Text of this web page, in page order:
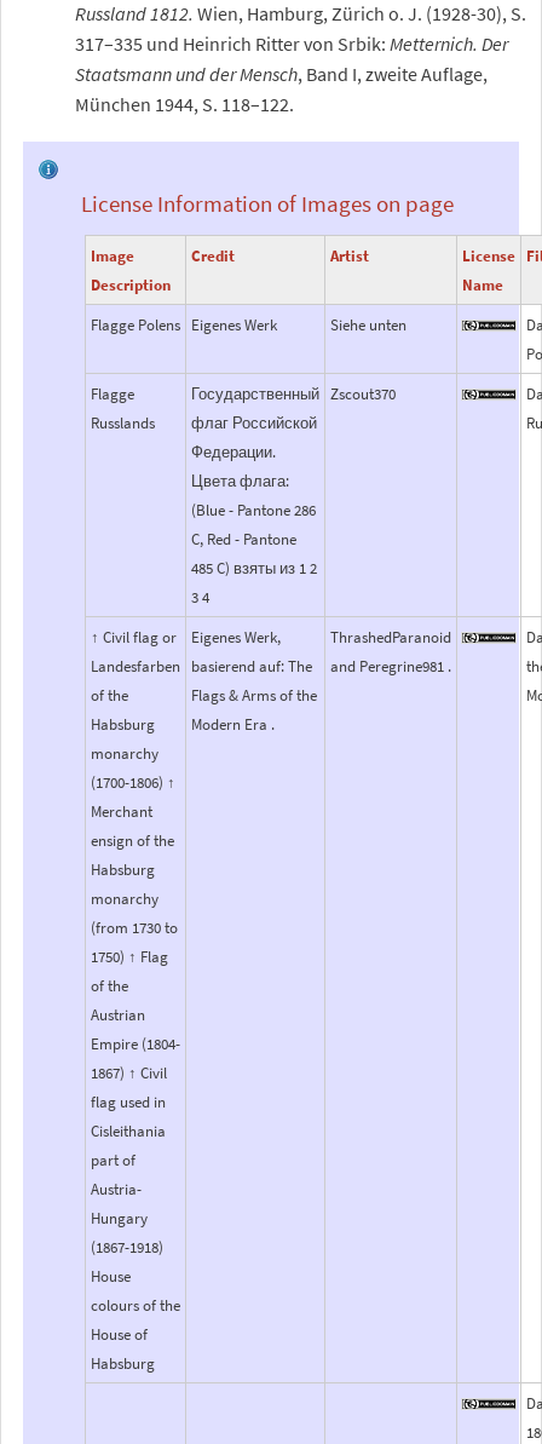
Russland 1812. Wien, Hamburg, Zürich o. J. (1928-30), S.
317–335 und Heinrich Ritter von Srbik:Metternich. Der
Staatsmann und der Mensch, Band I, zweite Auflage,
München 1944, S. 118–122.
License Information of Images on page
Image
Description
Credit Artist
License
Name
Flagge Polens Eigenes Werk Siehe unten
Flagge
Russlands
Государственный
флаг Российской
Федерации.
Цвета флага:
(Blue - Pantone 286
C, Red - Pantone
485 C) взяты из 1 2
3 4
Zscout370
↑ Civil flag or
Landesfarben
of the
Habsburg
monarchy
(1700-1806) ↑
Merchant
ensign of the
Habsburg
monarchy
(from 1730 to
1750) ↑ Flag
of the
Austrian
Empire (1804-
1867) ↑ Civil
flag used in
Cisleithania
part of
Austria-
Hungary
(1867-1918)
House
colours of the
House of
Habsburg
Eigenes Werk,
basierend auf: The
Flags & Arms of the
Modern Era .
ThrashedParanoid
and Peregrine981 .